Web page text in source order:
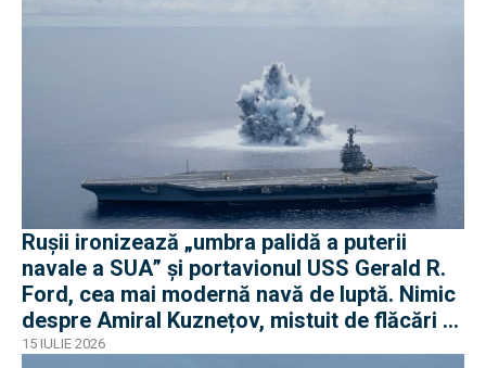
Rușii ironizează „umbra palidă a puterii
navale a SUA” și portavionul USS Gerald R.
Ford, cea mai modernă navă de luptă. Nimic
despre Amiral Kuznețov, mistuit de flăcări și
ruginit la cheu
15 IULIE 2026